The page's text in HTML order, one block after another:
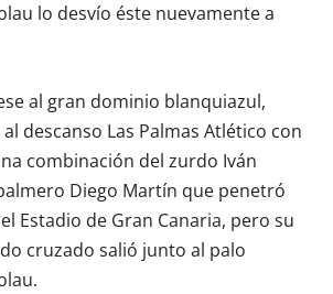
lo desvío éste nuevamente a
al gran dominio blanquiazul,
descanso Las Palmas Atlético con
combinación del zurdo Iván
Diego Martín que penetró
Estadio de Gran Canaria, pero su
cruzado salió junto al palo